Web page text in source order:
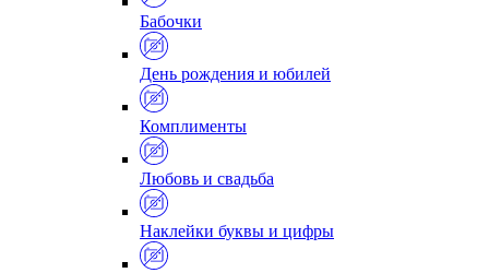
Бабочки
День рождения и юбилей
Комплименты
Любовь и свадьба
Наклейки буквы и цифры